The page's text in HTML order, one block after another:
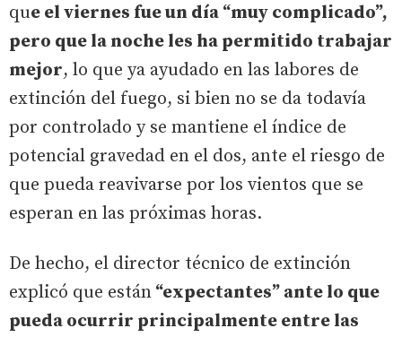
que el viernes fue un día “muy complicado”,
pero que la noche les ha permitido trabajar
mejor, lo que ya ayudado en las labores de
extinción del fuego, si bien no se da todavía
por controlado y se mantiene el índice de
potencial gravedad en el dos, ante el riesgo de
que pueda reavivarse por los vientos que se
esperan en las próximas horas.
De hecho, el director técnico de extinción
explicó que están “expectantes” ante lo que
pueda ocurrir principalmente entre las